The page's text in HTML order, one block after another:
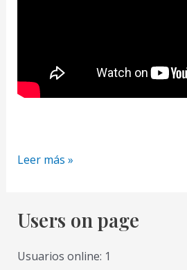
Como
Parque
en
Otoño
Leer más »
Users on page
Usuarios online: 1